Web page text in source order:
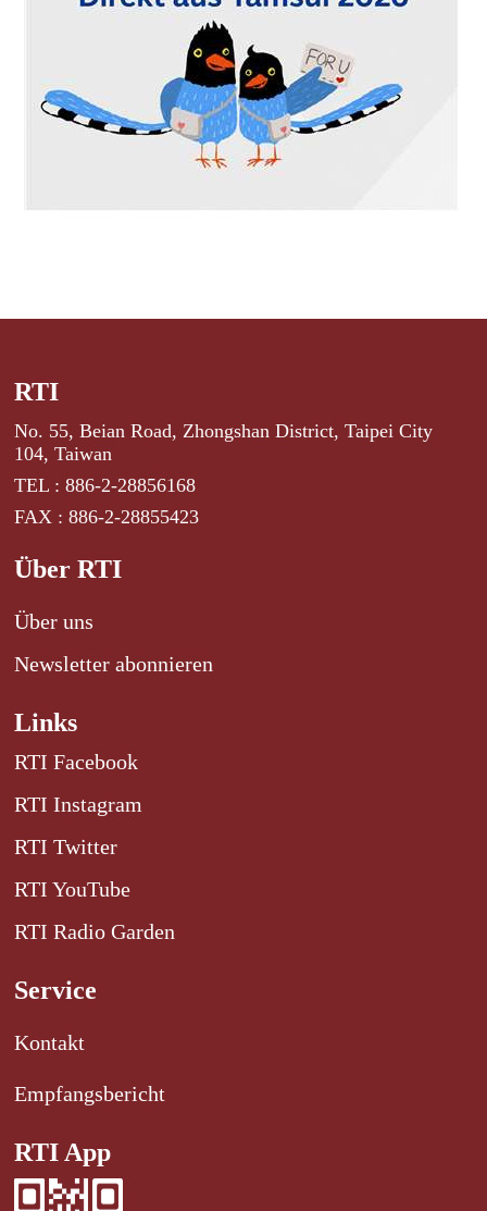
RTI
No. 55, Beian Road, Zhongshan District, Taipei City
104, Taiwan
TEL : 886-2-28856168
FAX : 886-2-28855423
Über RTI
Über uns
Newsletter abonnieren
Links
RTI Facebook
RTI Instagram
RTI Twitter
RTI YouTube
RTI Radio Garden
Service
Kontakt
Empfangsbericht
RTI App